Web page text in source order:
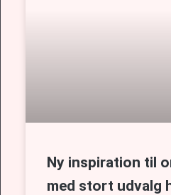
Ny inspiration til
med stort udvalg